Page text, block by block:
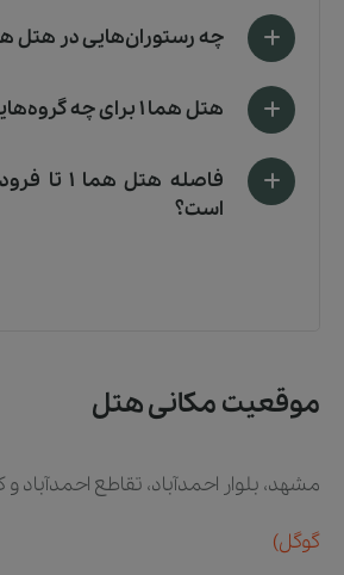
چه رستوران‌هایی در هتل هما ۱ وجود
هتل هما ۱ برای چه گروه‌هایی مناسب است؟
فاصله هتل
است؟
موقعیت مکانی هتل
مشهد، بلوار احمدآباد، تقاطع احمدآباد و
گوگل)